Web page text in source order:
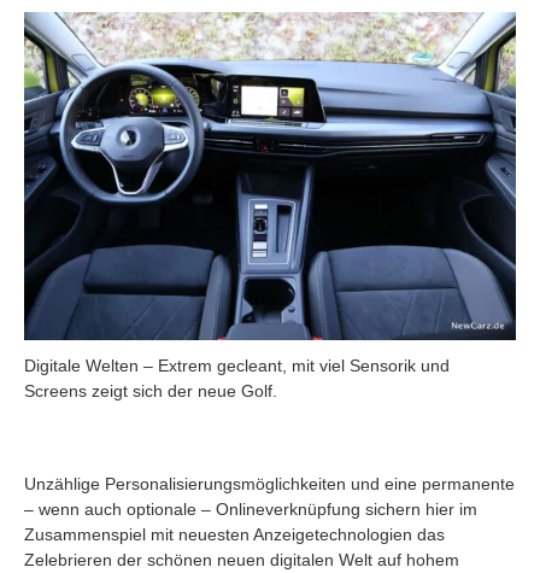
Digitale Welten – Extrem gecleant, mit viel Sensorik und
Screens zeigt sich der neue Golf.
Unzählige Personalisierungsmöglichkeiten und eine permanente
– wenn auch optionale – Onlineverknüpfung sichern hier im
Zusammenspiel mit neuesten Anzeigetechnologien das
Zelebrieren der schönen neuen digitalen Welt auf hohem